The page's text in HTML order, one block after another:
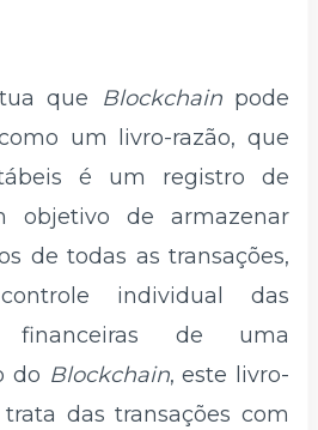
que Blockchainpode
um livro-razão, que
é um registro de
objetivo de armazenar
de todas as transações,
individual das
financeiras de uma
do Blockchain, este livro-
das transações com